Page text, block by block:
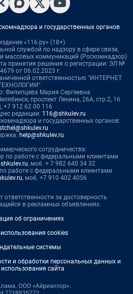
и государственных органов
«116.ру» (18+)
службой по надзору в сфере связи,
массовых коммуникаций (Роскомнадзор)
принятия решения о регистрации: ЭЛ №
от 06.02.2023 г.
ответственностью "ИНТЕРНЕТ
Филипцева Мария Сергеевна
проспект Ленина, 26А, стр.2, 16
+7 912 62 00 116
редакции: 116@shkulev.ru
и государственных органов:
help@shkulev.ru
сотрудничества:
по работе с федеральными клиентами
, моб. + 7 982 640 34 32
работе с федеральными клиентами
, моб. +7 910 402 4056
ответственности за достоверность
в рекламных объявлениях.
об ограничениях
cookies
системы
и обработки персональных данных и
сайта